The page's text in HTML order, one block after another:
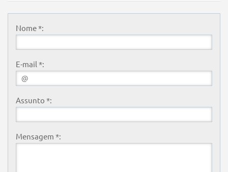
Nome *:
E-mail *:
Assunto *:
Mensagem *: